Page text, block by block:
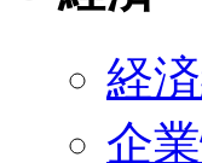
経
企